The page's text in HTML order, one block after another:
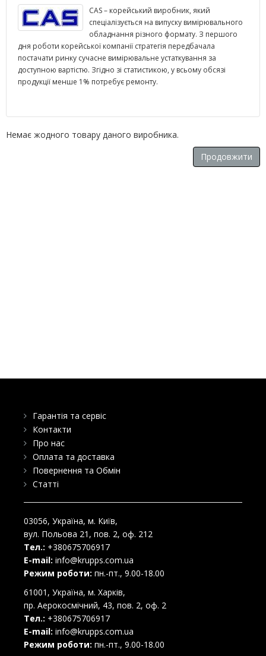
CAS – корейський виробник, який
спеціалізується на випуску вимірювального
обладнання різного формату. З першого
дня роботи корейської компанії стратегія передбачала
постачати ринку сучасне вимірювальне устаткування за
доступною вартістю. Згідно зі статистикою, у всьому обсязі
продукції менше 1% потребує ремонту.
Немає жодного товару даного виробника.
Продовжити
Гарантія та сервіс
Контакти
Про нас
Оплата та доставка
Повернення та Обмін
Статті
03056, Україна, м. Київ,
вул. Польова 21, пов. 2, оф. 212
Тел.: +380675706917
E-mail: info@krupps.com.ua
Режим роботи: пн.-пт., 9.00-18.00
61001 , Україна, м. Харків,
пр. Аерокосмічний, 43, пов. 2, оф. 2
Тел.: +380675706917
E-mail: info@krupps.com.ua
Режим роботи: пн.-пт., 9.00-18.00